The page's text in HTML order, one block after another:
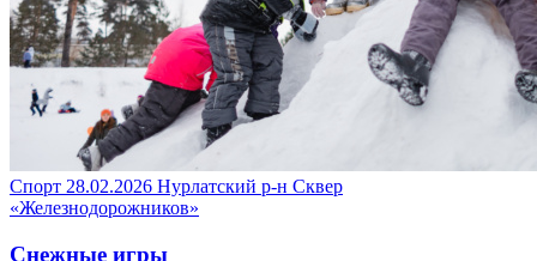
Спорт 28.02.2026 Нурлатский р-н Сквер
«Железнодорожников»
Снежные игры